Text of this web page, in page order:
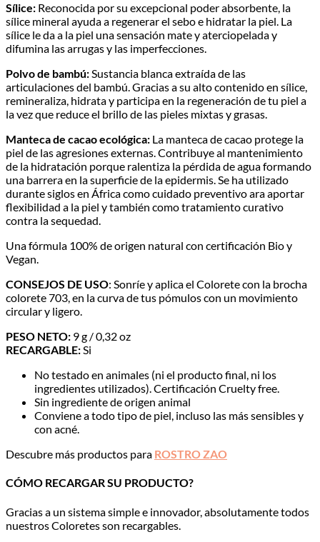
Sílice: Reconocida por su excepcional poder absorbente, la
sílice mineral ayuda a regenerar el sebo e hidratar la piel. La
sílice le da a la piel una sensación mate y aterciopelada y
difumina las arrugas y las imperfecciones.
Polvo de bambú:Sustancia blanca extraída de las
articulaciones del bambú. Gracias a su alto contenido en sílice,
remineraliza, hidrata y participa en la regeneración de tu piel a
la vez que reduce el brillo de las pieles mixtas y grasas.
Manteca de cacao ecológica: La manteca de cacao protege la
piel de las agresiones externas. Contribuye al mantenimiento
de la hidratación porque ralentiza la pérdida de agua formando
una barrera en la superficie de la epidermis. Se ha utilizado
durante siglos en África como cuidado preventivo ara aportar
flexibilidad a la piel y también como tratamiento curativo
contra la sequedad.
Una fórmula 100% de origen natural con certificación Bio y
Vegan.
CONSEJOS DE USO: Sonríe y aplica el Colorete con la brocha
colorete 703, en la curva de tus pómulos con un movimiento
circular y ligero.
PESO NETO: 9 g / 0,32 oz
RECARGABLE:Si
No testado en animales (ni el producto final, ni los
ingredientes utilizados). Certificación Cruelty free.
Sin ingrediente de origen animal
Conviene a todo tipo de piel, incluso las más sensibles y
con acné.
Descubre más productos para ROSTRO ZAO
CÓMO RECARGAR SU PRODUCTO?
Gracias a un sistema simple e innovador, absolutamente todos
nuestros Coloretes son recargables.